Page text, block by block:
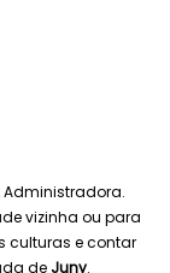
Administradora.
vizinha ou para
culturas e contar
de Juny.